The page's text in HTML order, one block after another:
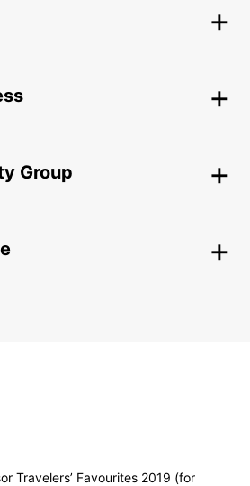
Group
Travelers’ Favourites 2019 (for